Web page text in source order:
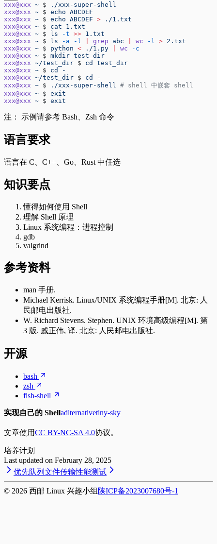
xxx@xxx ~ $
./xxx-super-shell
xxx@xxx ~ $ echo ABCDEF
xxx@xxx ~ $ echo ABCDEF > ./1.txt
xxx@xxx ~ $ cat 1.txt
xxx@xxx ~ $ ls -t >> 1.txt
xxx@xxx ~ $ ls -a -l grep abc wc -l > 2.txt
xxx@xxx ~ $ python < ./1.py wc -c
xxx@xxx ~ $ mkdir test_dir
xxx@xxx ~/test_dir $ cd
test_dir
xxx@xxx ~ $ cd
-
xxx@xxx ~/test_dir $ cd
-
xxx@xxx ~ $ ./xxx-super-shell
# shell 中嵌套 shell
xxx@xxx ~ $ exit
xxx@xxx ~ $ exit
注： 示例请参考 Bash、Zsh 命令
语言要求
语言在 C、C++、Go、Rust 中任选
知识要点
懂得如何使用 Shell
理解 Shell 原理
Linux 系统编程：进程控制
gdb
valgrind
参考资料
man 手册.
Michael Kerrisk. Linux/UNIX 系统编程手册[M]. 北京: 人
民邮电出版社.
W. Richard Stevens. Stephen. UNIX 环境高级编程[M]. 第
3 版. 戚正伟, 译. 北京: 人民邮电出版社.
开源
bash
zsh
fish-shell
实现自己的 Shelladlternativetiny-sky
文章使用CC BY-NC-SA 4.0协议。
培养计划
Last updated on February 28, 2025
优先队列 文件传输性能测试
© 2026 西邮 Linux 兴趣小组 陕ICP备2023007680号-1